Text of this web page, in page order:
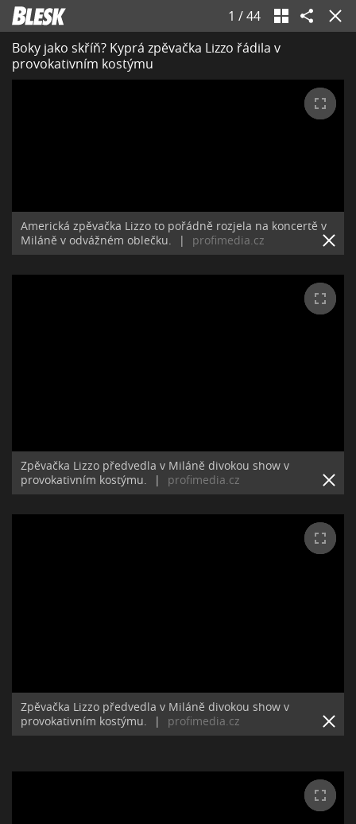
1 /44
Boky jako skříň? Kyprá zpěvačka Lizzo řádila v
provokativním kostýmu
Americká zpěvačka Lizzo to pořádně rozjela na koncertě v
Miláně v odvážném oblečku.
| profimedia.cz
Zpěvačka Lizzo předvedla v Miláně divokou show v
provokativním kostýmu.
| profimedia.cz
Zpěvačka Lizzo předvedla v Miláně divokou show v
provokativním kostýmu.
| profimedia.cz